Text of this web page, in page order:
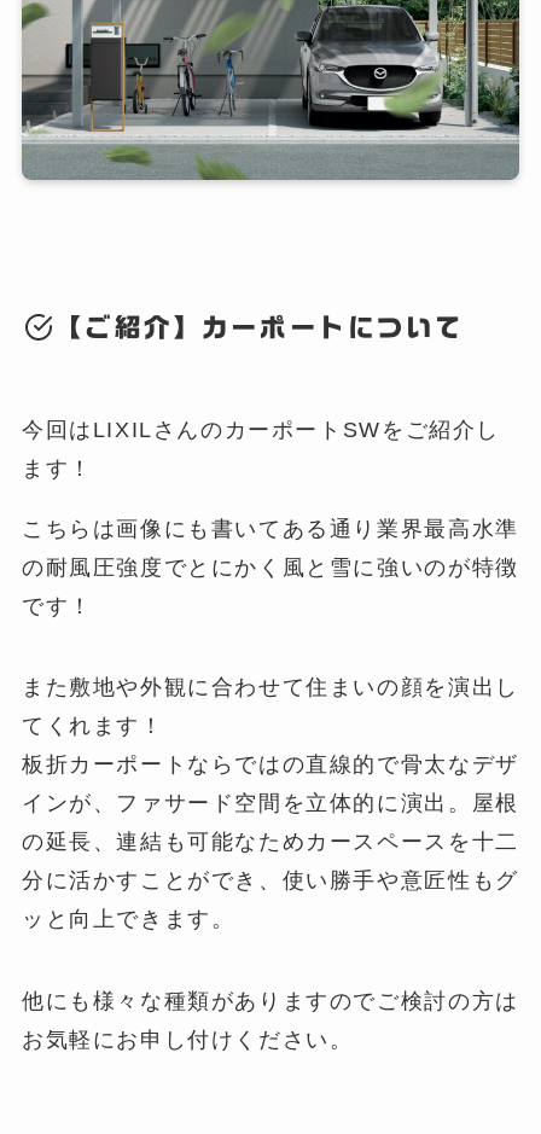
【ご紹介】カーポートについて
今回はLIXILさんのカーポートSWをご紹介し
ます！
こちらは画像にも書いてある通り業界最高水準
の耐風圧強度でとにかく風と雪に強いのが特徴
です！
また敷地や外観に合わせて住まいの顔を演出し
てくれます！
板折カーポートならではの直線的で骨太なデザ
インが、ファサード空間を立体的に演出。屋根
の延長、連結も可能なためカースペースを十二
分に活かすことができ、使い勝手や意匠性もグ
ッと向上できます。
他にも様々な種類がありますのでご検討の方は
お気軽にお申し付けください。